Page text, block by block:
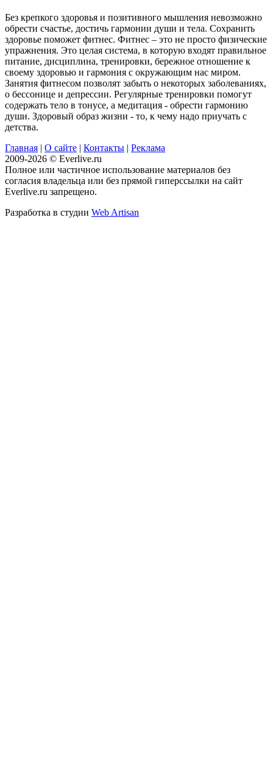
Без крепкого здоровья и позитивного мышления невозможно
обрести счастье, достичь гармонии души и тела. Сохранить
здоровье поможет фитнес. Фитнес – это не просто физические
упражнения. Это целая система, в которую входят правильное
питание, дисциплина, тренировки, бережное отношение к
своему здоровью и гармония с окружающим нас миром.
Занятия фитнесом позволят забыть о некоторых заболеваниях,
о бессонице и депрессии. Регулярные тренировки помогут
содержать тело в тонусе, а медитация - обрести гармонию
души. Здоровый образ жизни - то, к чему надо приучать с
детства.
Главная
О сайте Контакты
Реклама
2009-2026 © Everlive.ru
Полное или частичное использование материалов без
согласия владельца или без прямой гиперссылки на сайт
Everlive.ru запрещено.
Разработка в студии Web Artisan